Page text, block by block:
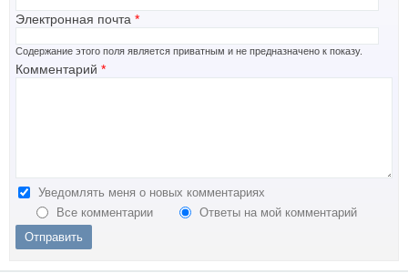
Электронная почта *
Содержание этого поля является приватным и не предназначено к показу.
Комментарий *
Уведомлять меня о новых комментариях
Все комментарии
Ответы на мой комментарий